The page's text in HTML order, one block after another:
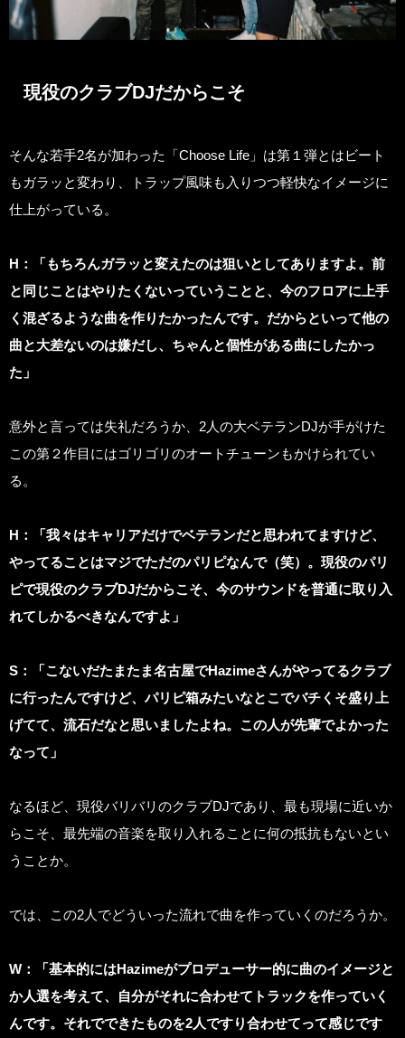
現役のクラブDJだからこそ
そんな若手2名が加わった「Choose Life」は第１弾とはビート
もガラッと変わり、トラップ風味も入りつつ軽快なイメージに
仕上がっている。
H ：「もちろんガラッと変えたのは狙いとしてありますよ。前
と同じことはやりたくないっていうことと、今のフロアに上手
く混ざるような曲を作りたかったんです。だからといって他の
曲と大差ないのは嫌だし、ちゃんと個性がある曲にしたかっ
た」
意外と言っては失礼だろうか、2人の大ベテランDJが手がけた
この第２作目にはゴリゴリのオートチューンもかけられてい
る。
H ：「我々はキャリアだけでベテランだと思われてますけど、
やってることはマジでただのパリピなんで（笑）。現役のパリ
ピで現役のクラブDJだからこそ、今のサウンドを普通に取り入
れてしかるべきなんですよ」
S ：「こないだたまたま名古屋でHazimeさんがやってるクラブ
に行ったんですけど、パリピ箱みたいなとこでバチくそ盛り上
げてて、流石だなと思いましたよね。この人が先輩でよかった
なって」
なるほど、現役バリバリのクラブDJであり、最も現場に近いか
らこそ、最先端の音楽を取り入れることに何の抵抗もないとい
うことか。
では、この2人でどういった流れで曲を作っていくのだろうか。
W ：「基本的にはHazimeがプロデューサー的に曲のイメージと
か人選を考えて、自分がそれに合わせてトラックを作っていく
んです。それでできたものを2人ですり合わせてって感じです